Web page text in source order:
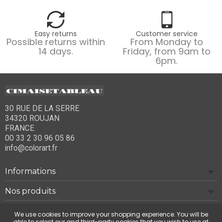
Easy returns
Possible returns within
14 days.
Customer service
From Monday to
Friday, from 9am to
6pm.
30 RUE DE LA SERRE
34320 ROUJAN
FRANCE
00 33 2 30 96 05 86
info@colorart.fr
Informations
Nos produits
Notre société
We use cookies to improve your shopping experience. You will be